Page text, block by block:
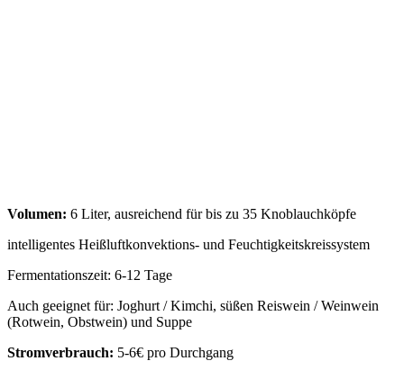
Volumen: 6 Liter, ausreichend für bis zu 35 Knoblauchköpfe
intelligentes Heißluftkonvektions- und Feuchtigkeitskreissystem
Fermentationszeit: 6-12 Tage
Auch geeignet für: Joghurt / Kimchi, süßen Reiswein / Weinwein
(Rotwein, Obstwein) und Suppe
Stromverbrauch: 5-6€ pro Durchgang